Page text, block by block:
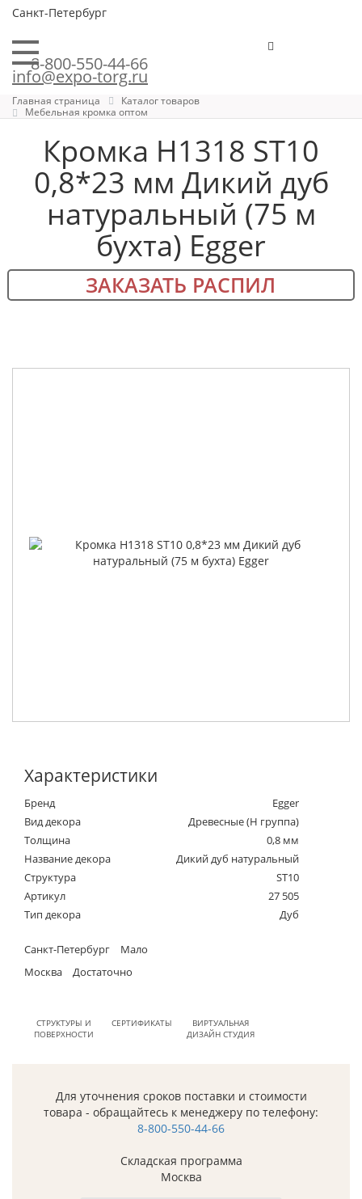
Санкт-Петербург
8-800-550-44-66
info@expo-torg.ru
Главная страница
Каталог товаров
Мебельная кромка оптом
Кромка H1318 ST10
0,8*23 мм Дикий дуб
натуральный (75 м
бухта) Egger
ЗАКАЗАТЬ РАСПИЛ
Характеристики
Бренд
Egger
Вид декора
Древесные (Н группа)
Толщина
0,8 мм
Название декора
Дикий дуб натуральный
Структура
ST10
Артикул
27 505
Тип декора
Дуб
Санкт-Петербург
Мало
Москва
Достаточно
СТРУКТУРЫ И
ПОВЕРХНОСТИ
СЕРТИФИКАТЫ
ВИРТУАЛЬНАЯ
ДИЗАЙН СТУДИЯ
Для уточнения сроков поставки и стоимости
товара - обращайтесь к менеджеру по телефону:
8-800-550-44-66
Складская программа
Москва